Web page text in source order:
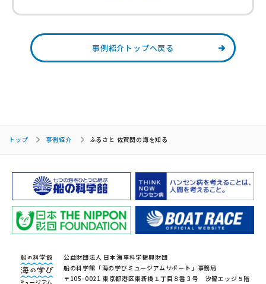
事例紹介トップへ戻る
トップ 事例紹介 ふるさと 佐賀関の海を知る
公益財団法人 日本海事科学振興財団
船の科学館「海の学びミュージアムサポート」事務局
〒105-0021 東京都港区東新橋１丁目８番３号 汐留エッジ５階